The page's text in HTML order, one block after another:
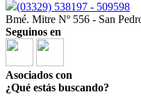
(03329) 538197 - 509598
Bmé. Mitre Nº 556 - San
Seguinos en
Asociados con
¿Qué estás buscando?